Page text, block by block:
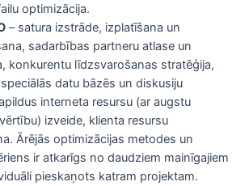
optimizācija.
– satura izstrāde, izplatīšana un
sadarbības partneru atlase un
konkurentu līdzsvarošanas stratēģija,
datu bāzēs un diskusiju
interneta resursu (ar augstu
izveide, klienta resursu
Ārējās optimizācijas metodes un
ir atkarīgs no daudziem mainīgajiem
pieskaņots katram projektam.